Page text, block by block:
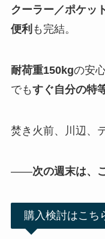
クーラー／ポケッ
便利 も完結。
耐荷重150kgの安
でもすぐ自分の特
焚き火前、川辺、
——次の週末は、
購入検討はこち